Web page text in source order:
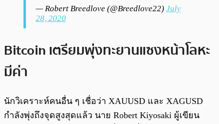
— Robert Breedlove (@Breedlove22) July
28, 2020
Bitcoin เตรียมพุ่งทะยานแซงหน้าโลหะ
มีค่า
นักวิเคราะห์คนอื่น ๆ เชื่อว่า XAUUSD และ XAGUSD
กำลังพุ่งถึงจุดสูงสุดแล้ว นาย Robert Kiyosaki ผู้เขียน